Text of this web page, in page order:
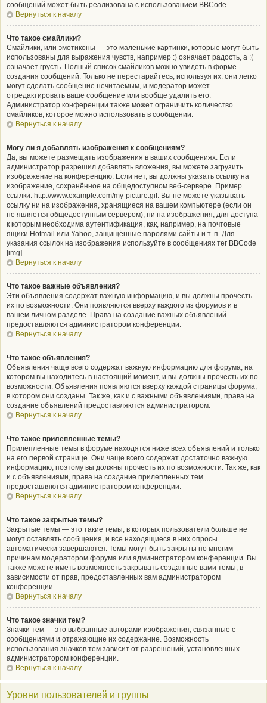
сообщений может быть реализована с использованием BBCode.
Вернуться к началу
Что такое смайлики?
Смайлики, или эмотиконы — это маленькие картинки, которые могут быть
использованы для выражения чувств, например :) означает радость, а :(
означает грусть. Полный список смайликов можно увидеть в форме
создания сообщений. Только не перестарайтесь, используя их: они легко
могут сделать сообщение нечитаемым, и модератор может
отредактировать ваше сообщение или вообще удалить его.
Администратор конференции также может ограничить количество
смайликов, которое можно использовать в сообщении.
Вернуться к началу
Могу ли я добавлять изображения к сообщениям?
Да, вы можете размещать изображения в ваших сообщениях. Если
администратор разрешил добавлять вложения, вы можете загрузить
изображение на конференцию. Если нет, вы должны указать ссылку на
изображение, сохранённое на общедоступном веб-сервере. Пример
ссылки: http://www.example.com/my-picture.gif. Вы не можете указывать
ссылку ни на изображения, хранящиеся на вашем компьютере (если он
не является общедоступным сервером), ни на изображения, для доступа
к которым необходима аутентификация, как, например, на почтовые
ящики Hotmail или Yahoo, защищённые паролями сайты и т. п. Для
указания ссылок на изображения используйте в сообщениях тег BBCode
[img].
Вернуться к началу
Что такое важные объявления?
Эти объявления содержат важную информацию, и вы должны прочесть
их по возможности. Они появляются вверху каждого из форумов и в
вашем личном разделе. Права на создание важных объявлений
предоставляются администратором конференции.
Вернуться к началу
Что такое объявления?
Объявления чаще всего содержат важную информацию для форума, на
котором вы находитесь в настоящий момент, и вы должны прочесть их по
возможности. Объявления появляются вверху каждой страницы форума,
в котором они созданы. Так же, как и с важными объявлениями, права на
создание объявлений предоставляются администратором.
Вернуться к началу
Что такое прилепленные темы?
Прилепленные темы в форуме находятся ниже всех объявлений и только
на его первой странице. Они чаще всего содержат достаточно важную
информацию, поэтому вы должны прочесть их по возможности. Так же, как
и с объявлениями, права на создание прилепленных тем
предоставляются администратором конференции.
Вернуться к началу
Что такое закрытые темы?
Закрытые темы — это такие темы, в которых пользователи больше не
могут оставлять сообщения, и все находящиеся в них опросы
автоматически завершаются. Темы могут быть закрыты по многим
причинам модератором форума или администратором конференции. Вы
также можете иметь возможность закрывать созданные вами темы, в
зависимости от прав, предоставленных вам администратором
конференции.
Вернуться к началу
Что такое значки тем?
Значки тем — это выбранные авторами изображения, связанные с
сообщениями и отражающие их содержание. Возможность
использования значков тем зависит от разрешений, установленных
администратором конференции.
Вернуться к началу
Уровни пользователей и группы